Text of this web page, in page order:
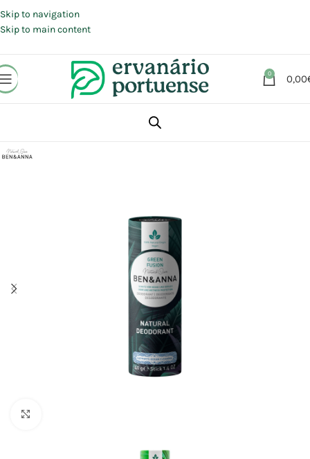
Skip to navigation
Skip to main content
0 0,00
Beleza | Cosmética | Higiene